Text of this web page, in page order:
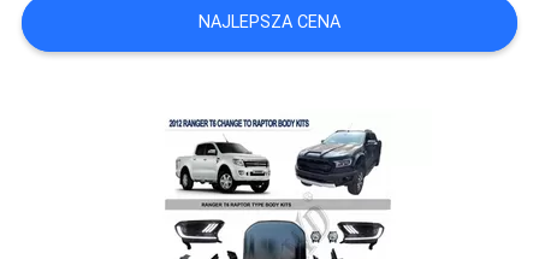
NAJLEPSZA CENA